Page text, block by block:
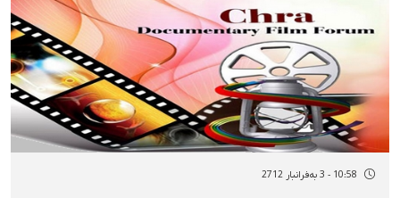
10:58 - 3 بەفرانبار 2712